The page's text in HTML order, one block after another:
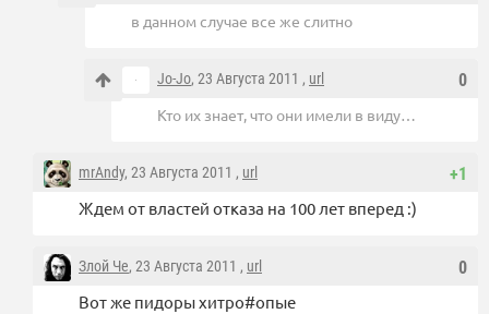
в данном случае все же слитно
0
Jo-Jo, 23 Августа 2011 , url
Кто их знает, что они имели в виду…
+1
mrAndy, 23 Августа 2011 , url
Ждем от властей отказа на 100 лет вперед :)
0
Злой Че, 23 Августа 2011 , url
Вот же пидоры хитро#опые